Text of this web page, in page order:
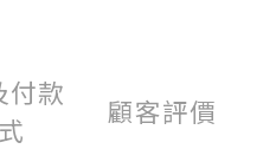
付款
顧客評價